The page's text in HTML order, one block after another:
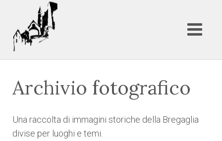
Archivio fotografico
Una raccolta di immagini storiche della Bregaglia
divise per luoghi e temi.